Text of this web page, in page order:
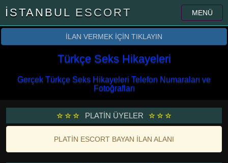
MENÜ
İSTANBUL ESCORT
İLAN VERMEK İÇİN TIKLAYIN
Türkçe Seks Hikayeleri
Gerçek Türkçe Seks Hikayeleri Telefon Numaraları ve
Fotoğrafları
PLATİN ÜYELER
PLATİN ESCORT BAYAN İLAN ALANI